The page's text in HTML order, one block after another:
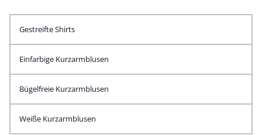
Gestreifte Shirts
Einfarbige Kurzarmblusen
Bügelfreie Kurzarmblusen
Weiße Kurzarmblusen